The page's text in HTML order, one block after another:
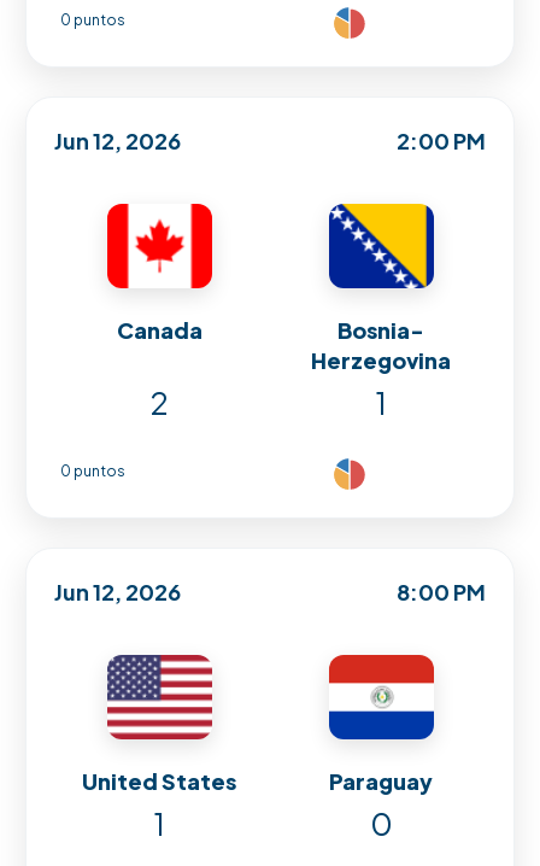
0 puntos
Jun 12, 2026 2:00 PM
Canada
Bosnia-
Herzegovina
2 1
0 puntos
Jun 12, 2026 8:00 PM
United States Paraguay
1 0